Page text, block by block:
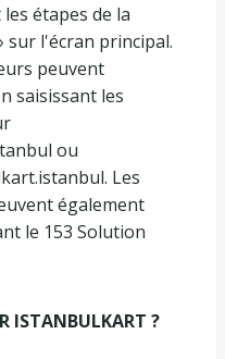
étapes de la
sur l'écran principal.
peuvent
saisissant les
ou
Les
également
le 153 Solution
ISTANBULKART ?